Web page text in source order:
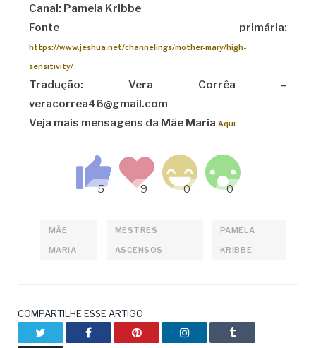
Canal: Pamela Kribbe
Fonte primária:
https://www.jeshua.net/channelings/mother-mary/high-
sensitivity/
Tradução: Vera Corrêa –
veracorrea46@gmail.com
Veja mais mensagens da Mãe Maria Aqui
MÃE
MARIA
MESTRES
ASCENSOS
PAMELA
KRIBBE
COMPARTILHE ESSE ARTIGO
Facebook Pinterest LinkedIn Tumblr